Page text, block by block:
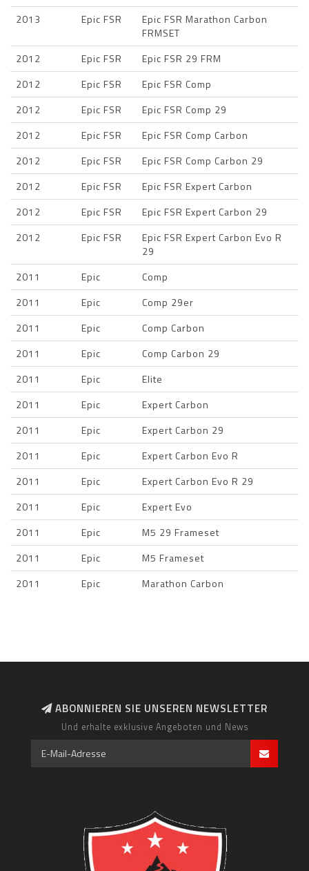
2013
Epic FSR
Epic FSR Marathon Carbon
FRMSET
2012
Epic FSR
Epic FSR 29 FRM
2012
Epic FSR
Epic FSR Comp
2012
Epic FSR
Epic FSR Comp 29
2012
Epic FSR
Epic FSR Comp Carbon
2012
Epic FSR
Epic FSR Comp Carbon 29
2012
Epic FSR
Epic FSR Expert Carbon
2012
Epic FSR
Epic FSR Expert Carbon 29
2012
Epic FSR
Epic FSR Expert Carbon Evo R
29
2011
Epic
Comp
2011
Epic
Comp 29er
2011
Epic
Comp Carbon
2011
Epic
Comp Carbon 29
2011
Epic
Elite
2011
Epic
Expert Carbon
2011
Epic
Expert Carbon 29
2011
Epic
Expert Carbon Evo R
2011
Epic
Expert Carbon Evo R 29
2011
Epic
Expert Evo
2011
Epic
M5 29 Frameset
2011
Epic
M5 Frameset
2011
Epic Marathon Carbon
ABONNIEREN SIE UNSEREN NEWSLETTER
Und erhalte exklusive Angeboten und News